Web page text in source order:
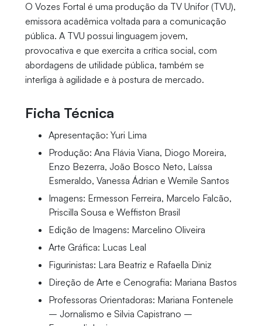
O Vozes Fortal é uma produção da TV Unifor (TVU),
emissora acadêmica voltada para a comunicação
pública. A TVU possui linguagem jovem,
provocativa e que exercita a crítica social, com
abordagens de utilidade pública, também se
interliga à agilidade e à postura de mercado.
Ficha Técnica
Apresentação: Yuri Lima
Produção: Ana Flávia Viana, Diogo Moreira,
Enzo Bezerra, João Bosco Neto, Laíssa
Esmeraldo, Vanessa Ádrian e Wemile Santos
Imagens: Ermesson Ferreira, Marcelo Falcão,
Priscilla Sousa e Weffiston Brasil
Edição de Imagens: Marcelino Oliveira
Arte Gráfica: Lucas Leal
Figurinistas: Lara Beatriz e Rafaella Diniz
Direção de Arte e Cenografia: Mariana Bastos
Professoras Orientadoras: Mariana Fontenele
– Jornalismo e Silvia Capistrano –